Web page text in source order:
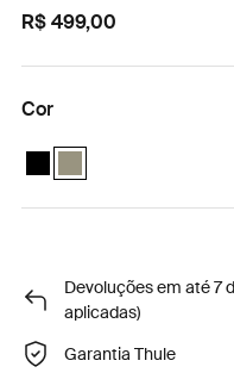
R$ 499,00
Cor
Thule Subterra MacBook
Thule Subterra
Devoluções em até 7
aplicadas)
Garantia Thule